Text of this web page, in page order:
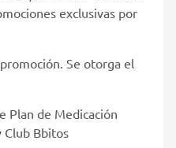
exclusivas por
Se otorga el
Plan de Medicación
Club Bbitos